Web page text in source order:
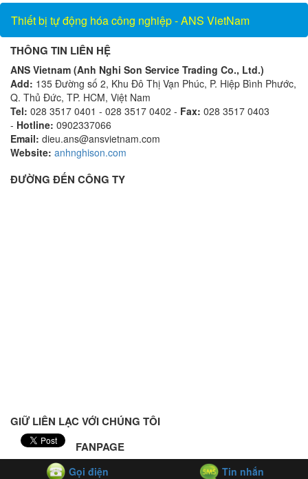
Thiết bị tự động hóa công nghiệp - ANS VietNam
THÔNG TIN LIÊN HỆ
ANS Vietnam (Anh Nghi Son Service Trading Co., Ltd.)
Add: 135 Đường số 2, Khu Đô Thị Vạn Phúc, P. Hiệp Bình Phước,
Q. Thủ Đức, TP. HCM, Việt Nam
Tel: 028 3517 0401 - 028 3517 0402 - Fax: 028 3517 0403
- Hotline: 0902337066
Email: dieu.ans@ansvietnam.com
Website: anhnghison.com
ĐƯỜNG ĐẾN CÔNG TY
GIỮ LIÊN LẠC VỚI CHÚNG TÔI
FANPAGE
Gọi điện Tin nhắn